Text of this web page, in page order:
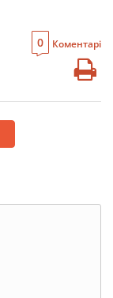
0 Коментарі